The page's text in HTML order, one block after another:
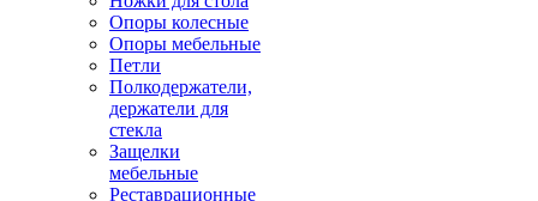
Опоры колесные
Опоры мебельные
Петли
Полкодержатели,
держатели для
стекла
Защелки
мебельные
Реставрационные